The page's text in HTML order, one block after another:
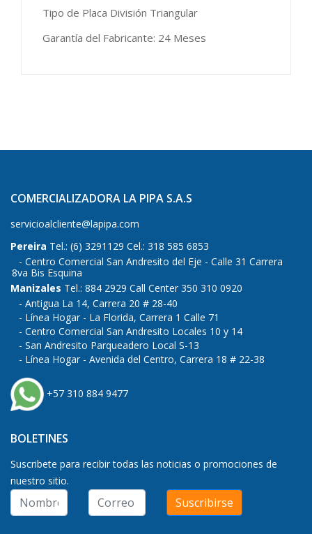
Tipo de Placa División Triangular
Garantía del Fabricante: 24 Meses
COMERCIALIZADORA LA PIPA S.A.S
servicioalcliente@lapipa.com
Pereira Tel.: (6) 3291129 Cel.: 318 585 6853
Centro Comercial San Andresito del Eje - Calle 31 Carrera
8va Bis Esquina
Manizales Tel.: 884 2929 Call Center 350 310 0920
Antigua La 14, Carrera 20 # 28-40
Línea Hogar - La Florida, Carrera 1 Calle 71
Centro Comercial San Andresito Locales 10 y 14
San Andresito Parqueadero Local S-13
Línea Hogar - Avenida del Centro, Carrera 18 # 22-38
+57 310 884 9477
BOLETINES
Suscribete para recibir todas las noticias o promociones de
nuestro sitio.
Suscribirse